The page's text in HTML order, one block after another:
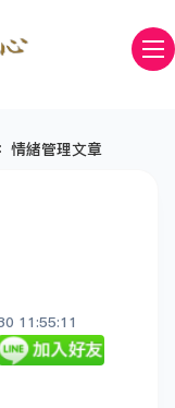
情緒管理文章
11:55:11